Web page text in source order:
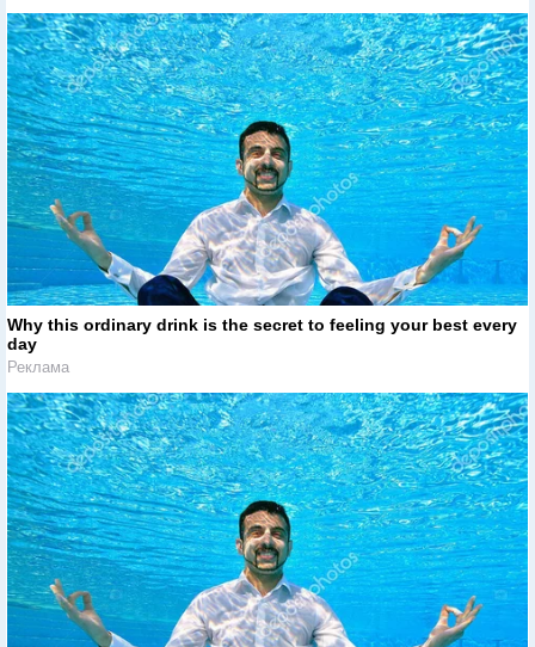
Why this ordinary drink is the secret to feeling your best every
day
Реклама